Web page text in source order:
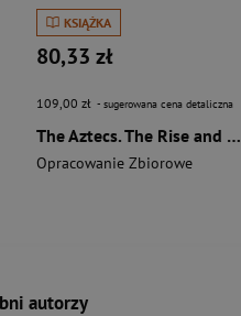
KSIĄŻKA
80,33 zł
109,00 zł - sugerowana cena detaliczna
The Aztecs. The Rise and Fall of a Mighty Empire
Opracowanie Zbiorowe
autorzy